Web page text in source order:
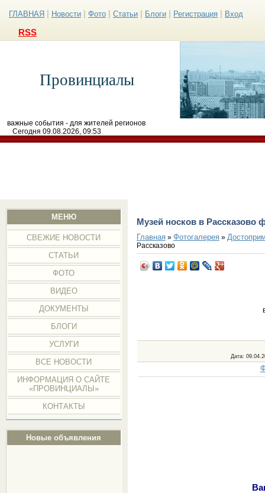
ГЛАВНАЯ Новости Фото Статьи Блоги Регистрация Вход
RSS
Провинциалы
важные события - для жителей регионов
Сегодня 09.08.2026, 09:53
МЕНЮ
СВЕЖИЕ НОВОСТИ
СТАТЬИ
ФОТО
ВИДЕО
ДОКУМЕНТЫ
БЛОГИ
УСЛУГИ
ВСЕ НОВОСТИ
ИНФОРМАЦИЯ О САЙТЕ
«ПРОВИНЦИАЛЫ»
КОНТАКТЫ
Новые объявления
Музей носков в Рассказово
Главная» Фотогалерея»
Рассказово
Дата: